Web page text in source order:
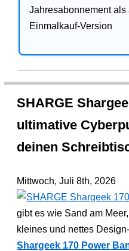
Jahresabonnement
Einmalkauf-Version
SHARGE
ultimative
deinen
Mittwoch, Juli 8th, 2026
gibt es wie Sand am
kleines und nettes
Shargeek 170 Power